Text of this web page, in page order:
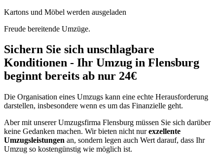
Kartons und Möbel werden ausgeladen
Freude bereitende Umzüge.
Sichern Sie sich unschlagbare
Konditionen - Ihr Umzug in Flensburg
beginnt bereits ab nur 24€
Die Organisation eines Umzugs kann eine echte Herausforderung
darstellen, insbesondere wenn es um das Finanzielle geht.
Aber mit unserer Umzugsfirma Flensburg müssen Sie sich darüber
keine Gedanken machen. Wir bieten nicht nurexzellente
Umzugsleistungen an, sondern legen auch Wert darauf, dass Ihr
Umzug so kostengünstig wie möglich ist.